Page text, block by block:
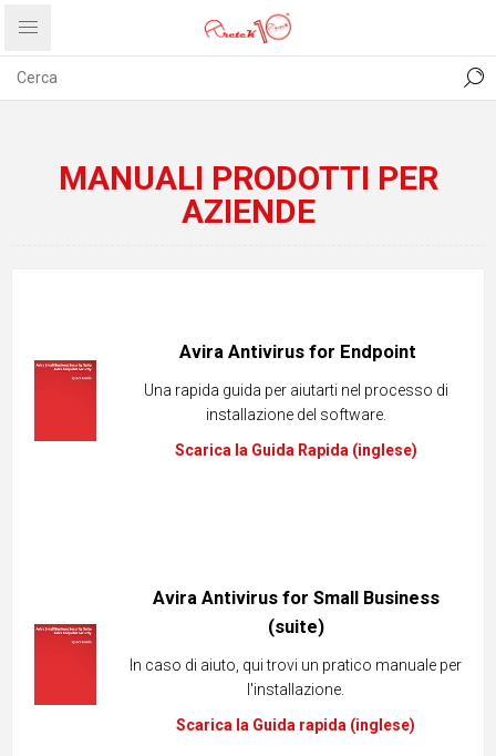
PRIVACY ABOUT US
MANUALI PRODOTTI PER
AZIENDE
Avira Antivirus for Endpoint
Una rapida guida per aiutarti nel processo di
installazione del software.
Scarica la Guida Rapida (inglese)
Avira Antivirus for Small Business
(suite)
In caso di aiuto, qui trovi un pratico manuale per
l'installazione.
Scarica la Guida rapida (inglese)